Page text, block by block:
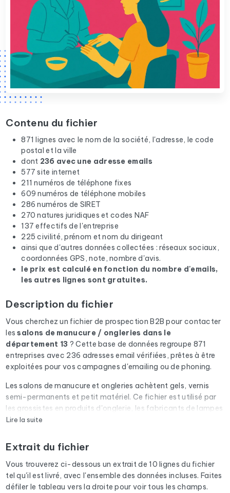
Contenu du fichier
871 lignes avec le nom de la société, l'adresse, le code
postal et la ville
dont 236 avec une adresse emails
577 site internet
211 numéros de téléphone fixes
609 numéros de téléphone mobiles
286 numéros de SIRET
270 natures juridiques et codes NAF
137 effectifs de l'entreprise
225 civilité, prénom et nom du dirigeant
ainsi que d'autres données collectées : réseaux sociaux,
coordonnées GPS, note, nombre d'avis.
le prix est calculé en fonction du nombre d'emails,
les autres lignes sont gratuites.
Description du fichier
Vous cherchez un fichier de prospection B2B pour contacter
lessalons de manucure / ongleries dans le
département 13 ? Cette base de données regroupe 871
entreprises avec 236 adresses email vérifiées, prêtes à être
exploitées pour vos campagnes d'emailing ou de phoning.
Les salons de manucure et ongleries achètent gels, vernis
semi-permanents et petit matériel. Ce fichier est utilisé par
les grossistes en produits d'onglerie, les fabricants de lampes
UV/LED et les organismes de formation prothésiste ongulaire.
automatique via Cleanmylist.email avant d'être inclus. Les
adresses invalides, les boîtes pleines et les domaines expirés
sont retirés. Résultat : un taux de bounce bas et des
campagnes qui arrivent en boîte de réception.
Lire la suite
Extrait du fichier
Vous trouverez ci-dessous un extrait de 10 lignes du fichier
tel qu'il est livré, avec l'ensemble des données incluses. Faites
défiler le tableau vers la droite pour voir tous les champs.